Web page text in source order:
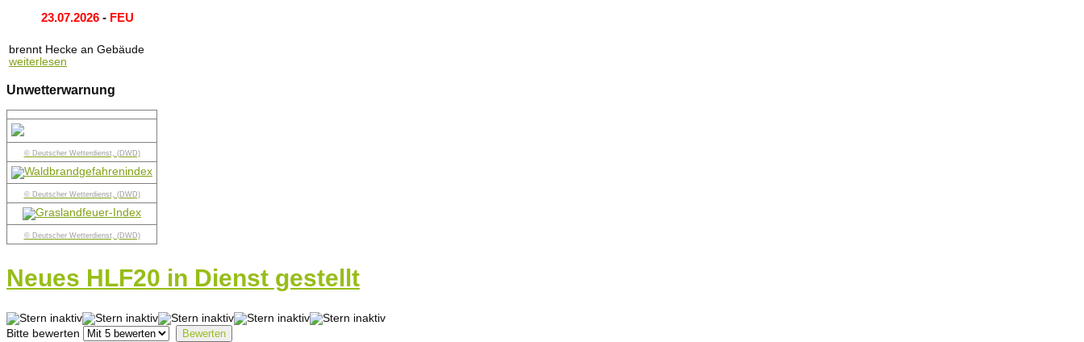
23.07.2026- FEU
brennt Hecke an Gebäude
weiterlesen
Unwetterwarnung
© Deutscher Wetterdienst, (DWD)
© Deutscher Wetterdienst, (DWD)
© Deutscher Wetterdienst, (DWD)
Neues HLF20 in Dienst gestellt
Bitte bewerten